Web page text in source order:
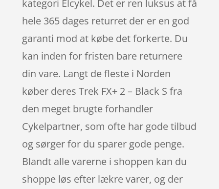
kategori Elcykel. Det er ren luksus at få
hele 365 dages returret der er en god
garanti mod at købe det forkerte. Du
kan inden for fristen bare returnere
din vare. Langt de fleste i Norden
køber deres Trek FX+ 2 – Black S fra
den meget brugte forhandler
Cykelpartner, som ofte har gode tilbud
og sørger for du sparer gode penge.
Blandt alle varerne i shoppen kan du
shoppe løs efter lækre varer, og der